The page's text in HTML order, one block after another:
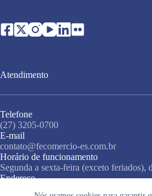
Atendimento
Telefone
(27) 3205-0700
E-mail
contato@fecomercio-es.com.br
Horário de funcionamento
Segunda a sexta-feira (exceto feriados),
Endereço